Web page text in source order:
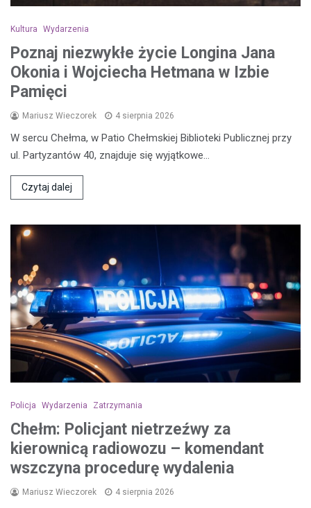
Kultura Wydarzenia
Poznaj niezwykłe życie Longina Jana
Okonia i Wojciecha Hetmana w Izbie
Pamięci
Mariusz Wieczorek 4 sierpnia 2026
W sercu Chełma, w Patio Chełmskiej Biblioteki Publicznej przy
ul. Partyzantów 40, znajduje się wyjątkowe…
Czytaj dalej
Policja Wydarzenia Zatrzymania
Chełm: Policjant nietrzeźwy za
kierownicą radiowozu – komendant
wszczyna procedurę wydalenia
Mariusz Wieczorek 4 sierpnia 2026